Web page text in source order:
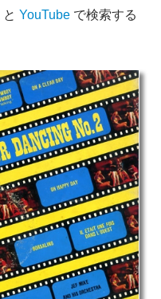
と YouTubeで検索する